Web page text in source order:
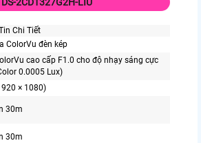
Chi Tiết
ColorVu đèn kép
cao cấp F1.0 cho độ nhạy sáng cực
0.0005 Lux)
× 1080)
30m
30m